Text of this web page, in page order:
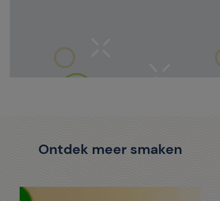
Ontdek meer smaken